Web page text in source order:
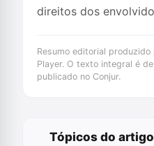
direitos dos
Resumo editorial
Player. O texto integral é
publicado no Conjur.
Tópicos do artigo